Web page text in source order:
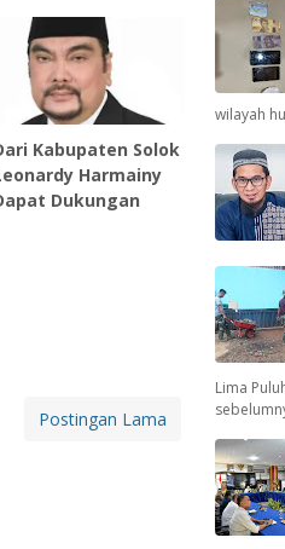
Kabupaten Solok
Harmainy
Dukungan
Postingan Lama
wilayah
Lima